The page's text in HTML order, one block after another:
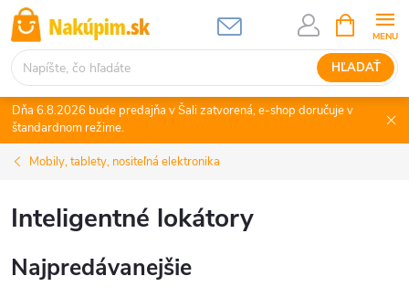
Prejsť
na
obsah
HĽADAŤ
KOŠÍK
Dňa 6.8.2026 bude predajňa v Šali zatvorená, e-shop doručuje v
štandardnom režime.
Mobily, tablety, nositeľná elektronika
Inteligentné lokátory
Najpredávanejšie